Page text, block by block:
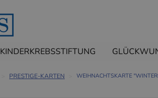
KINDERKREBSSTIFTUNG
PRESTIGE-KARTEN WEIHNACHTSKARTE